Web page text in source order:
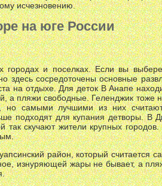
исчезновению.
на юге России
и поселках. Если вы
здесь сосредоточены основные
на отдыхе. Для деток В Анапе
а пляжи свободные. Геленджик тоже
но самыми лучшими из них
подходят для купания детворы. В
скучают жители крупных
район, который считается
изнуряющей жары не бывает, а